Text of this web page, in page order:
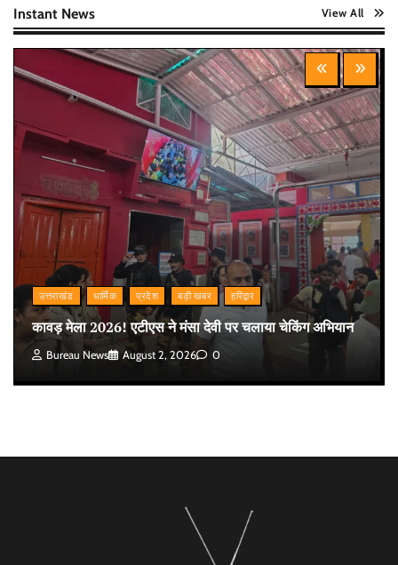
Instant News View All
उत्तराखंड धार्मिक प्रदेश बड़ी खबर हरिद्वार
कावड़ मेला 2026! एटीएस ने मंसा देवी पर चलाया चेकिंग अभियान
Bureau News August 2, 2026 0